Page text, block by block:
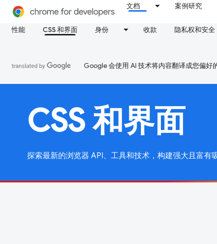
文档 案例研究
性能 CSS 和界面 身份 收款 隐私权和安全
Google 会使用 AI 技术将内容翻译成您偏好
CSS 和界面
探索最新的浏览器 API、工具和技术，构建强大且富有